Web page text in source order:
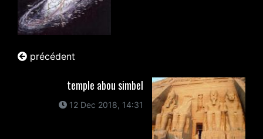
précédent
temple abou simbel
12 Dec 2018, 14:31